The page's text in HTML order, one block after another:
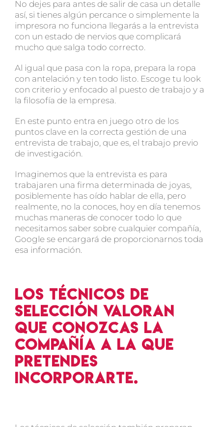
No dejes para antes de salir de casa un detalle
así, si tienes algún percance o simplemente la
impresora no funciona llegarás a la entrevista
con un estado de nervios que complicará
mucho que salga todo correcto.
Al igual que pasa con la ropa, prepara la ropa
con antelación y ten todo listo. Escoge tu look
con criterio y enfocado al puesto de trabajo y a
la filosofía de la empresa.
En este punto entra en juego otro de los
puntos clave en la correcta gestión de una
entrevista de trabajo, que es, el trabajo previo
de investigación.
Imaginemos que la entrevista es para
trabajaren una firma determinada de joyas,
posiblemente has oído hablar de ella, pero
realmente, no la conoces, hoy en día tenemos
muchas maneras de conocer todo lo que
necesitamos saber sobre cualquier compañía,
Google se encargará de proporcionarnos toda
esa información.
Los técnicos de
selección valoran
que conozcas la
compañía a la que
pretendes
incorporarte.